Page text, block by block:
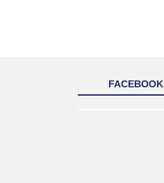
FACEBOOK